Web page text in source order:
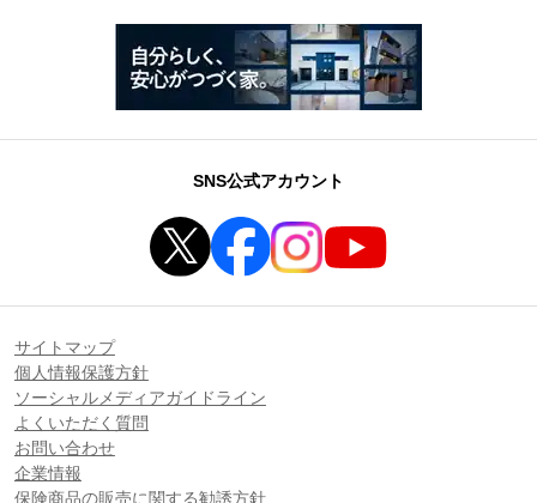
SNS公式アカウント
サイトマップ
個人情報保護方針
ソーシャルメディアガイドライン
よくいただく質問
お問い合わせ
企業情報
保険商品の販売に関する勧誘方針